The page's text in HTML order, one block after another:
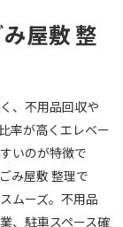
屋敷 整
、不用品回収や
率が高くエレベー
いのが特徴で
み屋敷 整理で
ムーズ。不用品
、駐車スペース確